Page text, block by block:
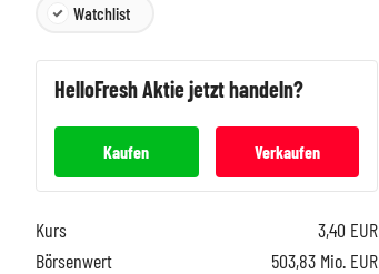
Watchlist
HelloFreshAktie jetzt handeln?
Kaufen Verkaufen
Kurs 3,40 EUR
Börsenwert
503,83 Mio. EUR